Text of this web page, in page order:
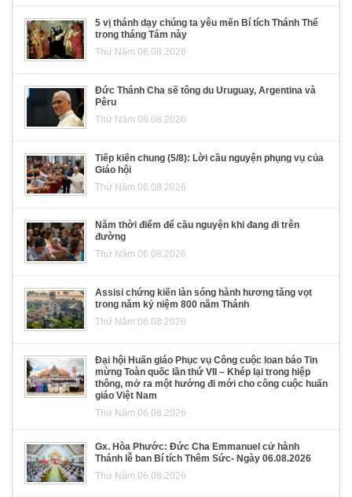
5 vị thánh dạy chúng ta yêu mến Bí tích Thánh Thể
trong tháng Tám này
Thứ Năm 06.08.2026
Đức Thánh Cha sẽ tông du Uruguay, Argentina và
Pêru
Thứ Năm 06.08.2026
Tiếp kiến chung (5/8): Lời cầu nguyện phụng vụ của
Giáo hội
Thứ Năm 06.08.2026
Năm thời điểm để cầu nguyện khi đang đi trên
đường
Thứ Năm 06.08.2026
Assisi chứng kiến làn sóng hành hương tăng vọt
trong năm kỷ niệm 800 năm Thánh
Thứ Năm 06.08.2026
Đại hội Huấn giáo Phục vụ Công cuộc loan báo Tin
mừng Toàn quốc lần thứ VII – Khép lại trong hiệp
thông, mở ra một hướng đi mới cho công cuộc huấn
giáo Việt Nam
Thứ Năm 06.08.2026
Gx. Hòa Phước: Đức Cha Emmanuel cử hành
Thánh lễ ban Bí tích Thêm Sức- Ngày 06.08.2026
Thứ Năm 06.08.2026